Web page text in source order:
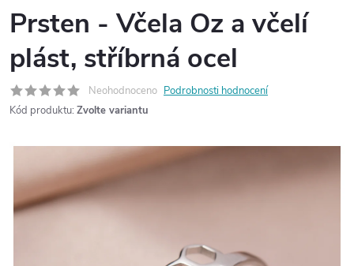
Prsten - Včela Oz a včelí
plást, stříbrná ocel
Neohodnoceno Podrobnosti hodnocení
Kód produktu: Zvolte variantu